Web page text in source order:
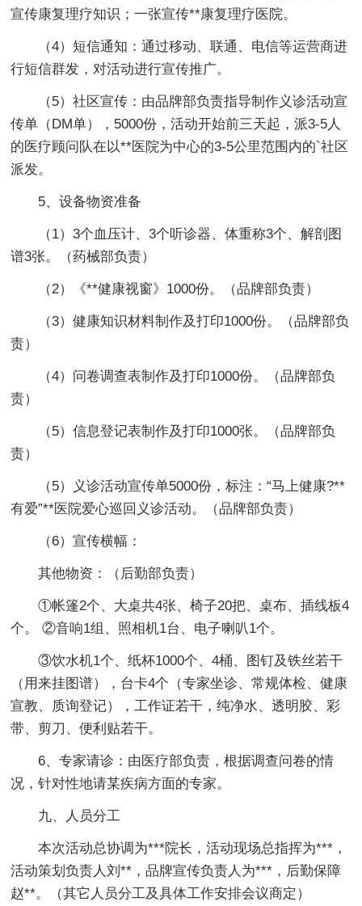
宣传康复理疗知识；一张宣传**康复理疗医院。
（4）短信通知：通过移动、联通、电信等运营商进
行短信群发，对活动进行宣传推广。
（5）社区宣传：由品牌部负责指导制作义诊活动宣
传单（DM单），5000份，活动开始前三天起，派3-5人
的医疗顾问队在以**医院为中心的3-5公里范围内的`社区
派发。
5、设备物资准备
（1）3个血压计、3个听诊器、体重称3个、解剖图
谱3张。（药械部负责）
（2）《**健康视窗》1000份。（品牌部负责）
（3）健康知识材料制作及打印1000份。（品牌部负
责）
（4）问卷调查表制作及打印1000份。（品牌部负
责）
（5）信息登记表制作及打印1000张。（品牌部负
责）
（5）义诊活动宣传单5000份，标注：“马上健康?**
有爱”**医院爱心巡回义诊活动。（品牌部负责）
（6）宣传横幅：
其他物资：（后勤部负责）
①帐篷2个、大桌共4张、椅子20把、桌布、插线板4
个。 ②音响1组、照相机1台、电子喇叭1个。
③饮水机1个、纸杯1000个、4桶、图钉及铁丝若干
（用来挂图谱），台卡4个（专家坐诊、常规体检、健康
宣教、质询登记），工作证若干，纯净水、透明胶、彩
带、剪刀、便利贴若干。
6、专家请诊：由医疗部负责，根据调查问卷的情
况，针对性地请某疾病方面的专家。
九、人员分工
本次活动总协调为***院长，活动现场总指挥为***，
活动策划负责人刘**，品牌宣传负责人为***，后勤保障
赵**。（其它人员分工及具体工作安排会议商定）